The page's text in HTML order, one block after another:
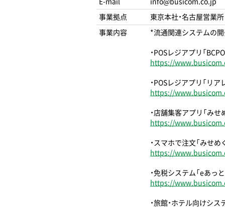
E-mail info@busicom.co.jp
事業拠点 東京本社・名古屋営業所
事業内容 *流通関連システムの
・POSレジアプリ「
https://
・POSレジアプリ「リア
https://
・店舗集客アプリ「みせ
https://
・スマホで注文「みせめ
https://
・免税システム「eあっ
https://
・旅館・ホテル向けシス